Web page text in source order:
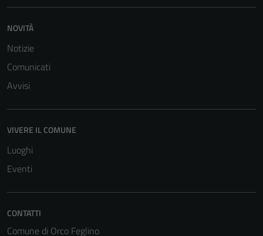
NOVITÀ
Notizie
Comunicati
Avvisi
VIVERE IL COMUNE
Luoghi
Eventi
CONTATTI
Comune di Orco Feglino
sono necessari
disabilitati.